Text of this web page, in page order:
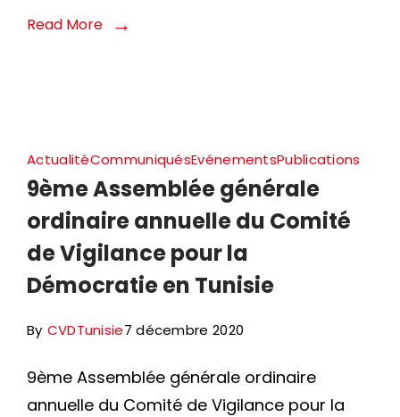
Read More
ActualitéCommuniquésEvénementsPublications
9ème Assemblée générale
ordinaire annuelle du Comité
de Vigilance pour la
Démocratie en Tunisie
By CVDTunisie7 décembre 2020
9ème Assemblée générale ordinaire
annuelle du Comité de Vigilance pour la